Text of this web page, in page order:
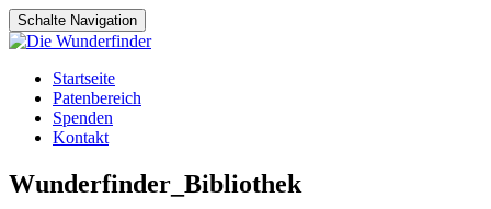
Schalte Navigation
Zum
Inhalt
springen
Startseite
Patenbereich
Spenden
Kontakt
Wunderfinder_Bibliothek